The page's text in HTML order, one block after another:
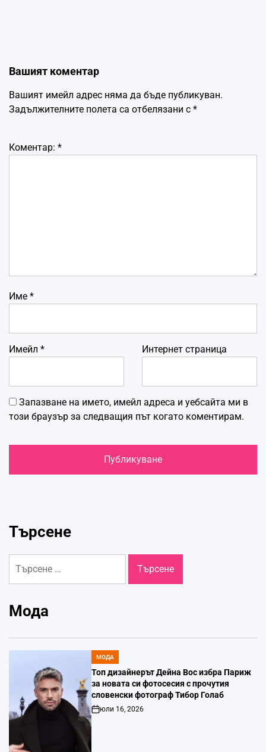
Вашият коментар
Вашият имейл адрес няма да бъде публикуван.
Задължителните полета са отбелязани с *
Коментар: *
Име *
Имейл * Интернет страница
Запазване на името, имейл адреса и уебсайта ми в
този браузър за следващия път когато коментирам.
Търсене
за:
Мода
POSTED
IN
МОДА
Топ дизайнерът Дейна Вос избра Париж
за новата си фотосесия с прочутия
словенски фотограф Тибор Голаб
Post
Date
юли 16, 2026